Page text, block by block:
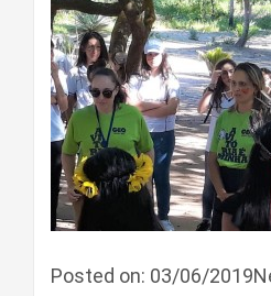
Posted on: 03/06/